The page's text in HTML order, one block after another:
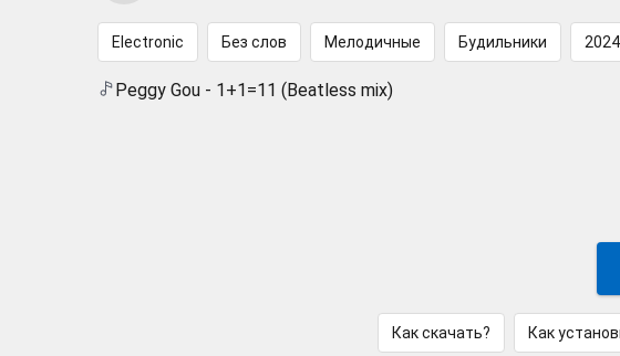
Electronic Без слов Мелодичные Будильники 2024
Peggy Gou - 1+1=11 (Beatless mix)
Как скачать? Как